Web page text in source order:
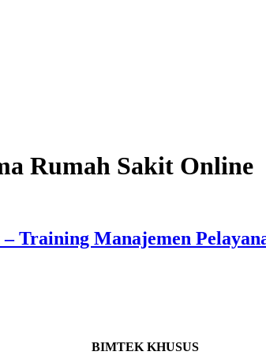
Rumah Sakit Online
Training Manajemen
BIMTEK KHUSUS